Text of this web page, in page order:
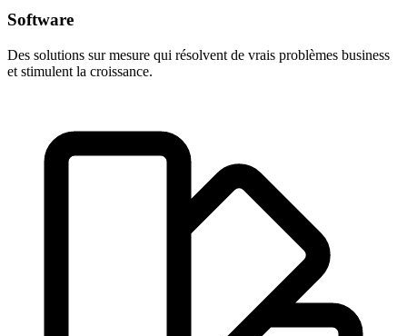
Software
Des solutions sur mesure qui résolvent de vrais problèmes business
et stimulent la croissance.